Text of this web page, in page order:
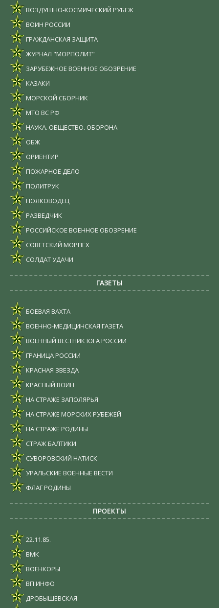
ВОЗДУШНО-КОСМИЧЕСКИЙ РУБЕЖ
ВОИН РОССИИ
ГРАЖДАНСКАЯ ЗАЩИТА
ЖУРНАЛ "МОРПОЛИТ"
ЗАРУБЕЖНОЕ ВОЕННОЕ ОБОЗРЕНИЕ
КАЗАКИ
МОРСКОЙ СБОРНИК
МТО ВС РФ
НАУКА. ОБЩЕСТВО. ОБОРОНА
ОБЖ
ОРИЕНТИР
ПОЖАРНОЕ ДЕЛО
ПОЛИТРУК
ПОЛКОВОДЕЦ
РАЗВЕДЧИК
РОССИЙСКОЕ ВОЕННОЕ ОБОЗРЕНИЕ
СОВЕТСКИЙ МОРПЕХ
СОЛДАТ УДАЧИ
ГАЗЕТЫ
БОЕВАЯ ВАХТА
ВОЕННО-МЕДИЦИНСКАЯ ГАЗЕТА
ВОЕННЫЙ ВЕСТНИК ЮГА РОССИИ
ГРАНИЦА РОССИИ
КРАСНАЯ ЗВЕЗДА
КРАСНЫЙ ВОИН
НА СТРАЖЕ ЗАПОЛЯРЬЯ
НА СТРАЖЕ МОРСКИХ РУБЕЖЕЙ
НА СТРАЖЕ РОДИНЫ
СТРАЖ БАЛТИКИ
СУВОРОВСКИЙ НАТИСК
УРАЛЬСКИЕ ВОЕННЫЕ ВЕСТИ
ФЛАГ РОДИНЫ
ПРОЕКТЫ
22.11.85.
ВМК
ВОЕНКОРЫ
ВП ИНФО
ДРОБЫШЕВСКАЯ